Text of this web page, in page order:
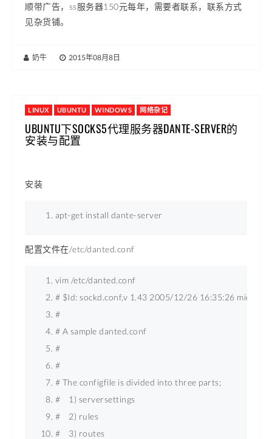
顺带广告，ss服务器150元每年，需要者联系，联系方式
见杂货铺。
奶牛 2015年08月8日
LINUX UBUNTU WINDOWS 网络杂记
UBUNTU下SOCKS5代理服务器DANTE-SERVER的
安装与配置
安装
apt-get install dante-server
配置文件在/etc/danted.conf
vim /etc/danted.conf
# $Id: sockd.conf,v 1.43 2005/12/26 16:35:26 michaels
#
# A sample danted.conf
#
#
# The configfile is divided into three parts;
#    1) serversettings
#    2) rules
#    3) routes